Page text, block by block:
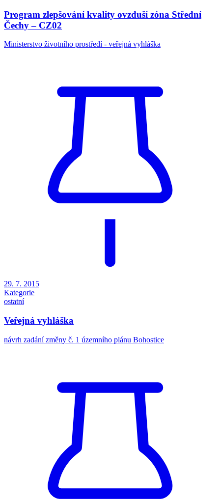
Program zlepšování kvality ovzduší zóna Střední
Čechy – CZ02
Ministerstvo životního prostředí - veřejná vyhláška
29. 7. 2015
Kategorie
ostatní
Veřejná vyhláška
návrh zadání změny č. 1 územního plánu Bohostice